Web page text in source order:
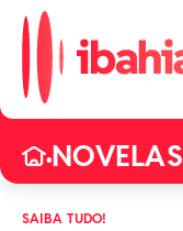
•NOVELAS
SAIBA TUDO!